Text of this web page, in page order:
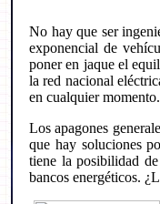
No hay que ser
exponencial de
poner en jaque el
la red nacional
en cualquier momento.
Los apagones
que hay soluciones
tiene la posibilidad
bancos energéticos.